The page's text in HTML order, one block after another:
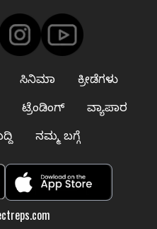
ಸಿನಿಮಾ
ಕ್ರೀಡೆಗಳು
ಟ್ರೆಂಡಿಂಗ್
ವ್ಯಾಪಾರ
ನಮ್ಮ ಬಗ್ಗೆ